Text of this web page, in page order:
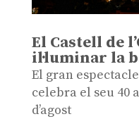
El Castell de
il·luminar la
El gran
celebra el seu 40
d’agost